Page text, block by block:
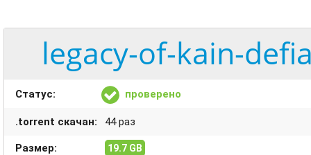
legacy-of-kain-
Статус: проверено
.torrent скачан: 44 раз
Размер: 19.7 GB